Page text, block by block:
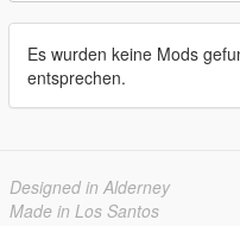
Es wurden keine Mods
entsprechen.
Designed in Alderney
Made in Los Santos